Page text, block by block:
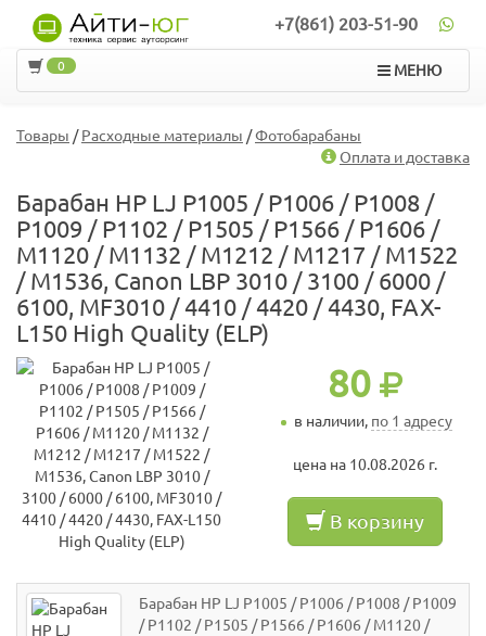
+7(861) 203-51-90
МЕНЮ
0
Товары /Расходные материалы /Фотобарабаны
Оплата и доставка
Барабан HP LJ P1005 / P1006 / P1008 /
P1009 / P1102 / P1505 / P1566 / P1606 /
M1120 / M1132 / M1212 / M1217 / M1522
/ M1536, Canon LBP 3010 / 3100 / 6000 /
6100, MF3010 / 4410 / 4420 / 4430, FAX-
L150 High Quality (ELP)
80
в наличии, по 1 адресу
цена на 10.08.2026 г.
В корзину
Барабан HP LJ P1005 / P1006 / P1008 / P1009
/ P1102 / P1505 / P1566 / P1606 / M1120 /